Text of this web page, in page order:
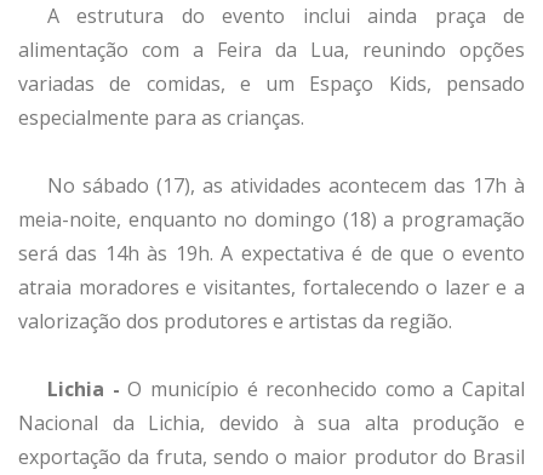
A estrutura do evento inclui ainda praça de
alimentação com a Feira da Lua, reunindo opções
variadas de comidas, e um Espaço Kids, pensado
especialmente para as crianças.
No sábado (17), as atividades acontecem das 17h à
meia-noite, enquanto no domingo (18) a programação
será das 14h às 19h. A expectativa é de que o evento
atraia moradores e visitantes, fortalecendo o lazer e a
valorização dos produtores e artistas da região.
Lichia - O município é reconhecido como a Capital
Nacional da Lichia, devido à sua alta produção e
exportação da fruta, sendo o maior produtor do Brasil